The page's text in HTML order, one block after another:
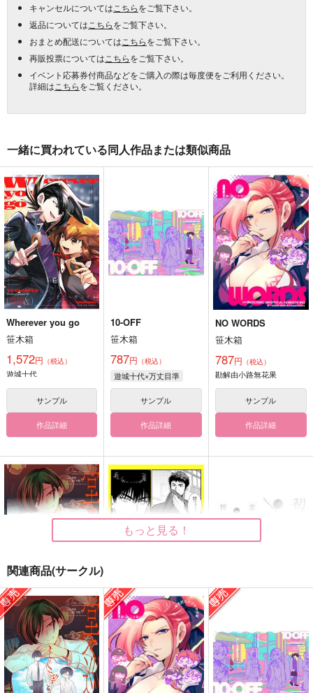
キャンセルについては こちらをご覧下さい。
返品については こちらをご覧下さい。
おまとめ配送については こちらをご覧下さい。
再販投票については こちらをご覧下さい。
イベント応募券付商品などをご購入の際は毎度便をご利用ください。
詳細は こちらをご覧ください。
一緒に買われている同人作品または類似商品
Wherever you go
笹木箱
1,572円 （税込）
遊城十代
サンプル
作品詳細
10-OFF
笹木箱
787円 （税込）
遊城十代×万丈目準
サンプル
作品詳細
NO WORDS
笹木箱
787円 （税込）
勘解由小路無花果
サンプル
作品詳細
堂々巡り
笹木箱
1,257円（税込）
大崎×有明
サンプル
変なるみつ。
ナナイロ
394 円（税込）
流川楓×三井寿
サンプル
初恋白書
King's Treasure Box
715円（税込）
ヴィクトル×勝生勇利
サンプル
もっと見る！
関連商品(サークル)